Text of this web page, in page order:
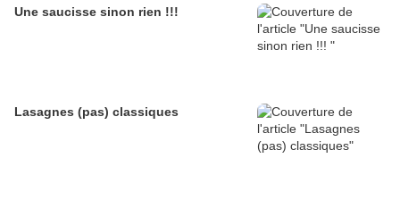
Une saucisse sinon rien !!!
Lasagnes (pas) classiques